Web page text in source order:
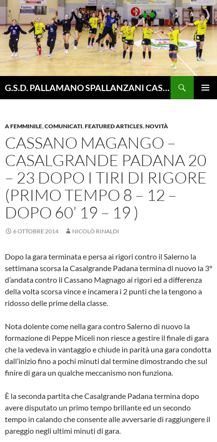
Vai
contenuto
G.S.D. PALLAMANO SPALLANZANI CASALGRANDE
A FEMMINILE,COMUNICATI,FEATURED ARTICLES,NOVITÀ
CASSANO MAGANGO –
CASALGRANDE PADANA 20
– 23 DOPO I TIRI DI RIGORE
(PRIMO TEMPO 8 – 12 –
DOPO 60’ 19 – 19 )
6 OTTOBRE 2014 NICOLÒ RINALDI
Dopo la gara terminata e persa ai rigori contro il Salerno la
settimana scorsa la Casalgrande Padana termina di nuovo la 3°
d’andata contro il Cassano Magnago ai rigori ed a differenza
della volta scorsa vince e incamera i 2 punti che la tengono a
ridosso delle prime della classe.
Nota dolente come nella gara contro Salerno di nuovo la
formazione di Peppe Miceli non riesce a gestire il finale di gara
che la vedeva in vantaggio e chiude in parità una gara condotta
dall’inizio fino a pochi minuti dal termine dimostrando che sul
finire di gara un qualche meccanismo non funziona.
È la seconda partita che Casalgrande Padana termina dopo
avere disputato un primo tempo brillante ed un secondo
tempo in calando che consente alle avversarie di raggiungere il
pareggio negli ultimi minuti di gara.